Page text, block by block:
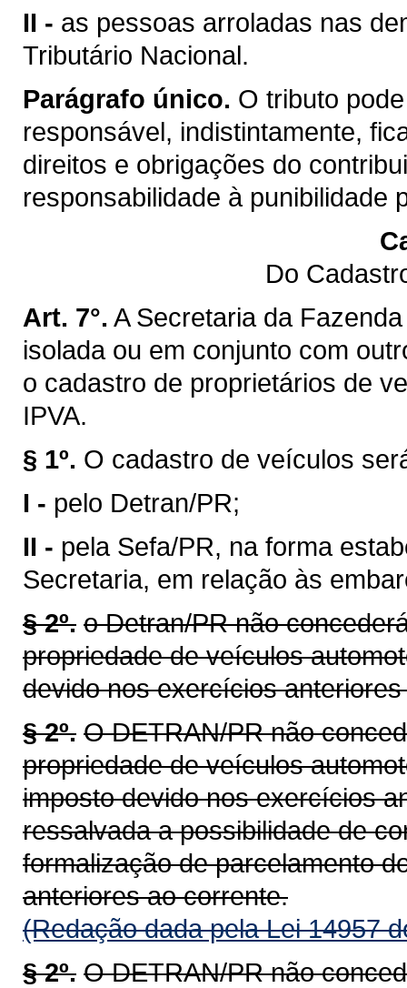
II - as pessoas arroladas nas
Tributário Nacional.
Parágrafo único. O tributo
responsável, indistintamente,
direitos e obrigações do
responsabilidade à punibilidade
Do
Art. 7°. A Secretaria da
isolada ou em conjunto com
o cadastro de proprietários de
IPVA.
§ 1º. O cadastro de veículos
I - pelo Detran/PR;
II - pela Sefa/PR, na forma
Secretaria, em relação às
§ 2º. o Detran/PR não
propriedade de veículos
devido nos exercícios
§ 2º. O DETRAN/PR não
propriedade de veículos
imposto devido nos exercícios
ressalvada a possibilidade de
formalização de parcelamento
anteriores ao corrente.
(Redação dada pela Lei 14957
§ 2º. O DETRAN/PR não